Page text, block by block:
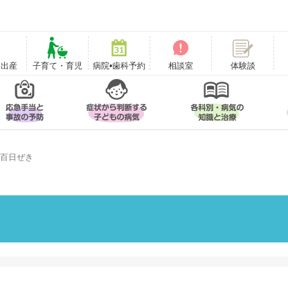
産 子育て・育児 病院•歯科予約 相談室 体験談
百日ぜき